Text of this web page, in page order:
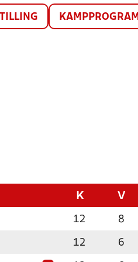
KAMPPROGRAM
K V
12 8
12 6